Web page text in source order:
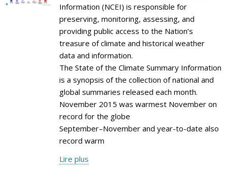
Information (NCEI) is responsible for
preserving, monitoring, assessing, and
providing public access to the Nation’s
treasure of climate and historical weather
data and information.
The State of the Climate Summary Information
is a synopsis of the collection of national and
global summaries released each month.
November 2015 was warmest November on
record for the globe
September–November and year-to-date also
record warm
Lire plus